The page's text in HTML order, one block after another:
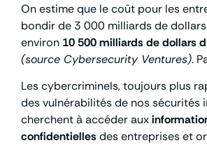
On estime que le coût pour les
bondir de 3 000 milliards de
environ 10 500 milliards de dollars
(source Cybersecurity Ventures).
Les cybercriminels, toujours plus
des vulnérabilités de nos sécurités
cherchent à accéder aux
confidentielles des entreprises et